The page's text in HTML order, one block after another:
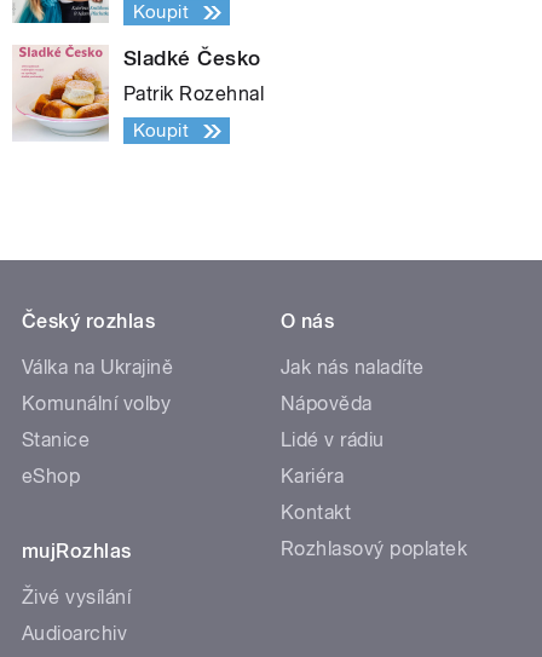
Koupit
Sladké Česko
Patrik Rozehnal
Koupit
Český rozhlas
Válka na Ukrajině
Komunální volby
Stanice
eShop
mujRozhlas
Živé vysílání
Audioarchiv
O nás
Jak nás naladíte
Nápověda
Lidé v rádiu
Kariéra
Kontakt
Rozhlasový poplatek